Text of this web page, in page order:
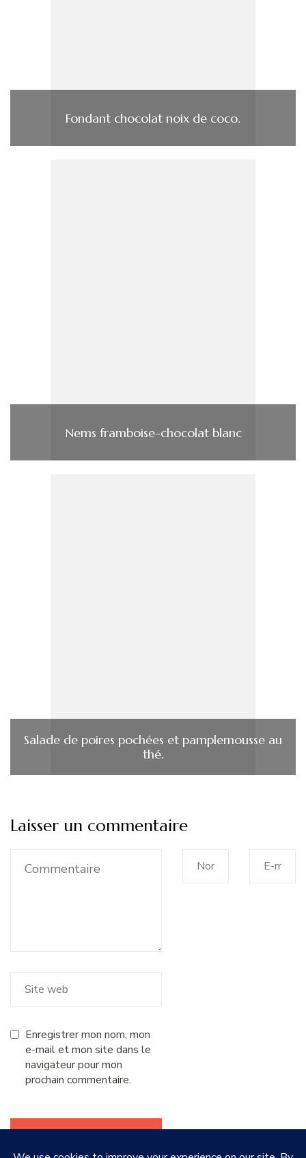
Fondant chocolat noix de coco.
Nems framboise-chocolat blanc
Salade de poires pochées et pamplemousse au
thé.
Laisser un commentaire
Enregistrer mon nom, mon
e-mail et mon site dans le
navigateur pour mon
prochain commentaire.